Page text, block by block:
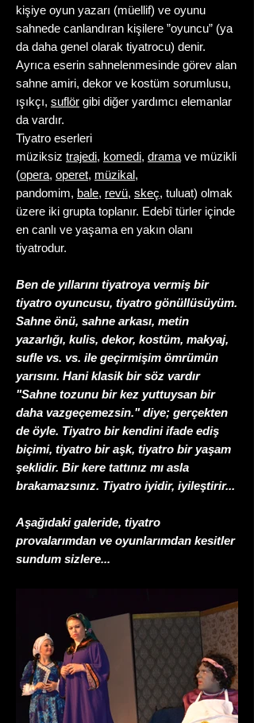
kişiye oyun yazarı (müellif) ve oyunu
sahnede canlandıran kişilere ”oyuncu” (ya
da daha genel olarak tiyatrocu) denir.
Ayrıca eserin sahnelenmesinde görev alan
sahne amiri, dekor ve kostüm sorumlusu,
ışıkçı, suflör gibi diğer yardımcı elemanlar
da vardır.
Tiyatro eserleri
müziksiz trajedi, komedi, dramave müzikli
(opera, operet, müzikal,
pandomim, bale, revü, skeç, tuluat) olmak
üzere iki grupta toplanır. Edebî türler içinde
en canlı ve yaşama en yakın olanı
tiyatrodur.
Ben de yıllarını tiyatroya vermiş bir
tiyatro oyuncusu, tiyatro gönüllüsüyüm.
Sahne önü, sahne arkası, metin
yazarlığı, kulis, dekor, kostüm, makyaj,
sufle vs. vs. ile geçirmişim ömrümün
yarısını. Hani klasik bir söz vardır
"Sahne tozunu bir kez yuttuysan bir
daha vazgeçemezsin." diye; gerçekten
de öyle. Tiyatro bir kendini ifade ediş
biçimi, tiyatro bir aşk, tiyatro bir yaşam
şeklidir. Bir kere tattınız mı asla
brakamazsınız. Tiyatro iyidir, iyileştirir...
Aşağıdaki galeride, tiyatro
provalarımdan ve oyunlarımdan kesitler
sundum sizlere...